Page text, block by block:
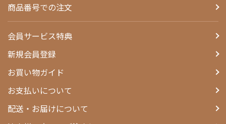
商品番号での注文
会員サービス特典
新規会員登録
お買い物ガイド
お支払いについて
配送・お届けについて